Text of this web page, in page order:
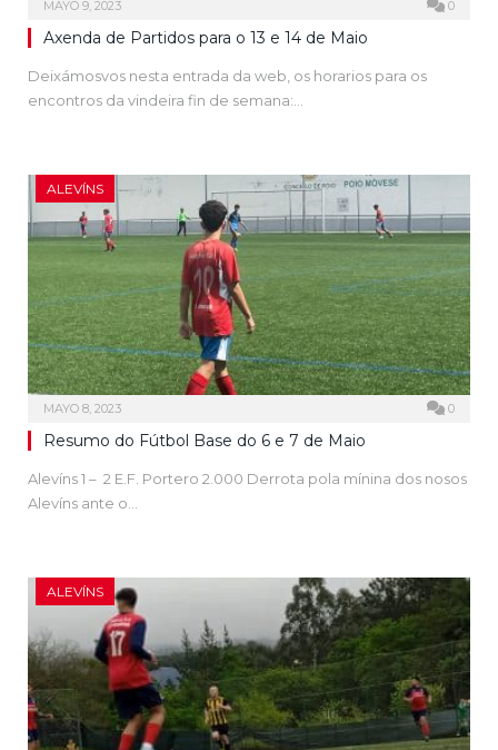
MAYO 9, 2023 0
Axenda de Partidos para o 13 e 14 de Maio
Deixámosvos nesta entrada da web, os horarios para os
encontros da vindeira fin de semana:…
ALEVÍNS
MAYO 8, 2023 0
Resumo do Fútbol Base do 6 e 7 de Maio
Alevíns 1 – 2 E.F. Portero 2.000 Derrota pola mínina dos nosos
Alevíns ante o…
ALEVÍNS